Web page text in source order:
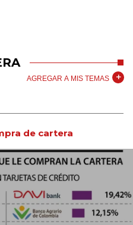
AGREGAR A MIS TEMAS
de cartera